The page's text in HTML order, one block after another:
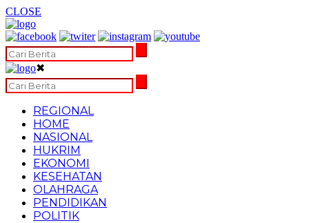
CLOSE
✖
REGIONAL
HOME
NASIONAL
HUKRIM
EKONOMI
KESEHATAN
OLAHRAGA
PENDIDIKAN
POLITIK